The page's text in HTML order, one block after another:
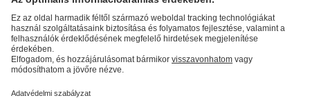
Kerülje el a meghibásodásokat
Tovább a szolgáltatáshoz